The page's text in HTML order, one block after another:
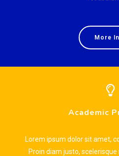
More
Academic
Lorem ipsum dolor sit amet,
Proin diam justo,